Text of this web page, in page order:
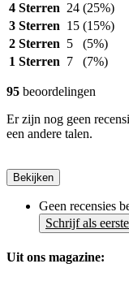
4 Sterren 24 (25%)
3 Sterren 15 (15%)
2 Sterren 5
(5%)
1 Sterren 7 (7%)
95 beoordelingen
Er zijn nog geen
een andere talen.
Bekijken
Geen recensies
Schrijf als
Uit ons magazine: